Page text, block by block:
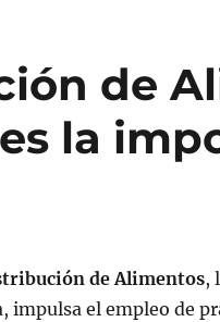
de
la
de Alimentos,
impulsa el empleo de